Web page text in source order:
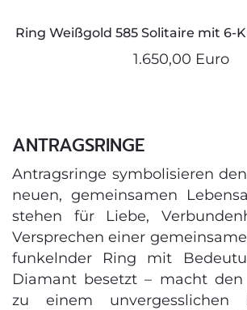
Ring Weißgold 585 Solitaire mit 6-
1.650,00 Euro
ANTRAGSRINGE
Antragsringe symbolisieren
neuen, gemeinsamen
stehen für Liebe,
Versprechen einer
funkelnder Ring mit
Diamant besetzt – macht den
zu einem unvergesslichen